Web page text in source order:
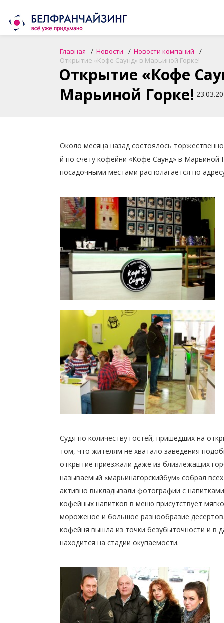
Главная Новости
Новости компаний
Открытие «Кофе Саунд» в Марьиной Горке!
Открытие «Кофе
Марьиной Горке!
Около месяца назад состоялось
й по счету кофейни «Кофе Саунд» в Марьиной
посадочными местами располагается по
Судя по количеству гостей, пришедших на
том, что жителям не хватало заведения
открытие приезжали даже из близлежащих
называемый «марьинагорскийбум» собрал
активно выкладывали фотографии с
кофейных напитков в меню присутствует
мороженое и большое разнообразие
кофейня вышла из точки безубыточности и в
находится на стадии окупаемости.